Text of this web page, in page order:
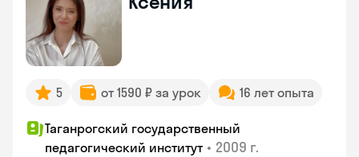
5 от 1590 ₽ за урок 16 лет опыта
Таганрогский государственный
педагогический институт • 2009 г.